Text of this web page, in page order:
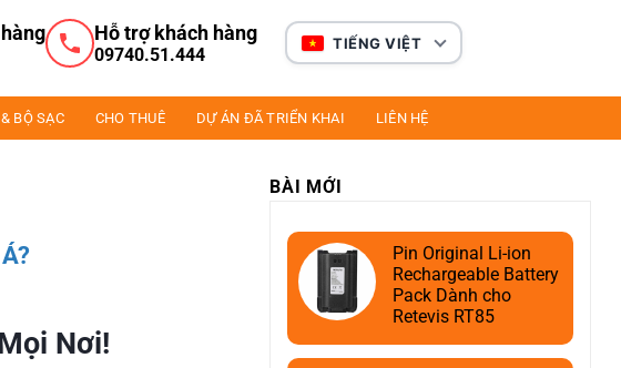
Hỗ trợ khách hàng
09740.51.444
TIẾNG VIỆT
BỘ SẠC CHO THUÊ DỰ ÁN ĐÃ TRIỂN KHAI LIÊN HỆ
Nơi!
BÀI MỚI
Pin Original Li-ion
Rechargeable Battery
Pack Dành cho
Retevis RT85